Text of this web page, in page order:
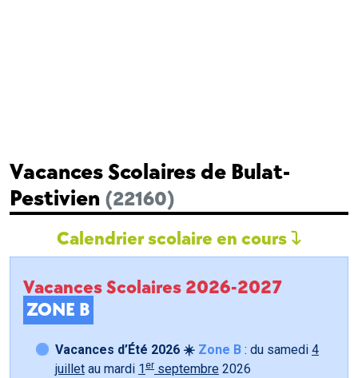
Vacances Scolaires de Bulat-
Pestivien (22160)
Calendrier scolaire en cours
Vacances Scolaires 2026-2027
ZONE B
Vacances d’Été 2026 ☀️ Zone B : du samedi 4
juillet au mardi 1 er septembre 2026